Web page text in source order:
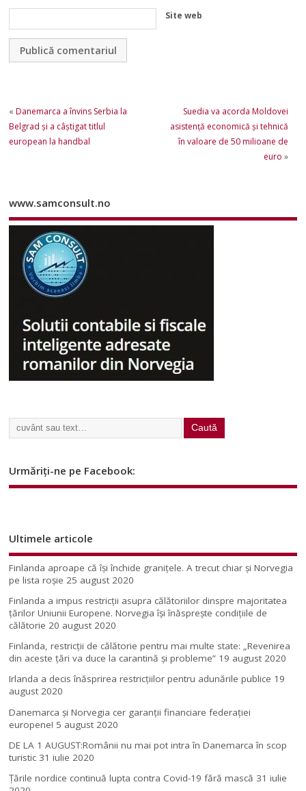
Site web
«Danemarca a învins Serbia la
Belgrad şi a câştigat titlul
european la handbal
Suedia va acorda Moldovei
asistenţă economică şi tehnică
în valoare de 50 milioane de
euro »
www.samconsult.no
Urmăriți-ne pe Facebook:
Ultimele articole
Finlanda aproape că își închide granițele. A trecut chiar și Norvegia
pe lista roșie 25 august 2020
Finlanda a impus restricţii asupra călătoriilor dinspre majoritatea
ţărilor Uniunii Europene. Norvegia își înăsprește condițiile de
călătorie 20 august 2020
Finlanda, restricţii de călătorie pentru mai multe state: „Revenirea
din aceste ţări va duce la carantină şi probleme” 19 august 2020
Irlanda a decis înăsprirea restricțiilor pentru adunările publice 19
august 2020
Danemarca și Norvegia cer garanții financiare federației
europene! 5 august 2020
DE LA 1 AUGUST:Românii nu mai pot intra în Danemarca în scop
turistic 31 iulie 2020
Țările nordice continuă lupta contra Covid-19 fără mască 31 iulie